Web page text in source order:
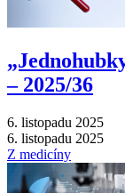
–⁠ 2025/36
6. listopadu 2025
6. listopadu 2025
Z medicíny